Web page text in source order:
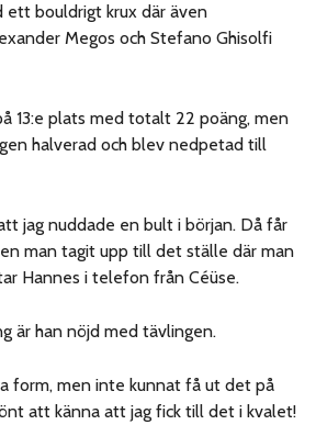
ett bouldrigt krux där även
Megos och Stefano Ghisolfi
13:e plats med totalt 22 poäng, men
halverad och blev nedpetad till
jag nuddade en bult i början. Då får
man tagit upp till det ställe där man
Hannes i telefon från Céüse.
är han nöjd med tävlingen.
form, men inte kunnat få ut det på
att känna att jag fick till det i kvalet!